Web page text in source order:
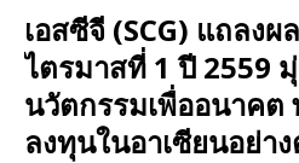
เอสซีจี (SCG) แถลง
ไตรมาสที่ 1 ปี 2559
นวัตกรรมเพื่ออนาคต
ลงทุนในอาเซียนอย่าง